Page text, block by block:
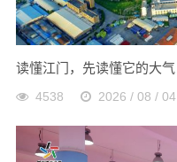
读懂江门，先读懂它的大气
4538 2026 / 08 / 04